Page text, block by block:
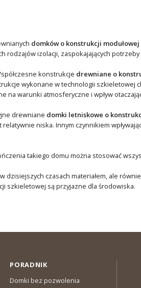
domków o konstrukcji
rodzajów izolacji, zaspokajających
konstrukcje drewniane o
wykonane w technologii szkieletowej
na warunki atmosferyczne i wpływ
drewniane domki letniskowe o
niska. Innym czynnikiem
takiego domu można stosować
dzisiejszych czasach materiałem, ale
szkieletowej są przyjazne dla środowiska.
PORADNIK
Domki bez pozwolenia